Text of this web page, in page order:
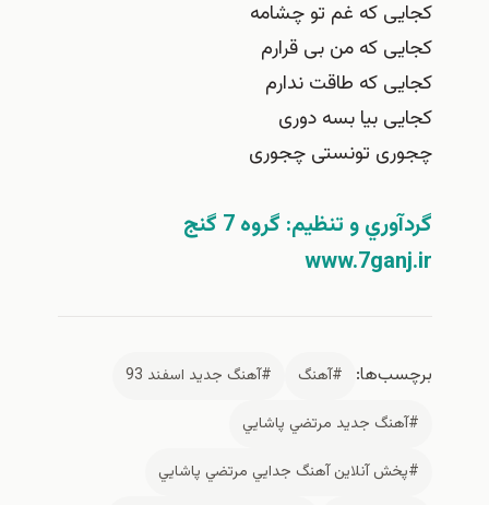
که غم تو چشامه
که من بی قرارم
که طاقت ندارم
بیا بسه دوری
تونستی چجوری
و تنظيم: گروه 7 گنج
#آهنگ
#آهنگ جديد اسفند 93
جديد مرتضي پاشايي
آنلاين آهنگ جدايي مرتضي پاشايي